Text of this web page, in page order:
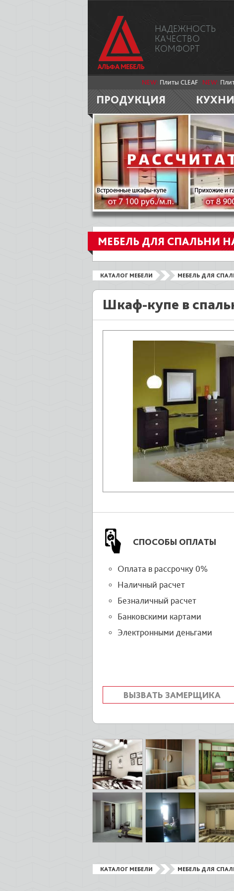
НАДЕЖНОСТЬ
КАЧЕСТВО
КОМФОРТ
NEW: Плиты CLEAF NEW:
ПРОДУКЦИЯ
МЕБЕЛЬ ДЛЯ СПАЛЬНИ
КАТАЛОГ МЕБЕЛИ МЕБЕЛЬ ДЛЯ
Шкаф-купе в
СПОСОБЫ ОПЛАТЫ
Оплата в рассрочку 0%
Наличный расчет
Безналичный расчет
Банковскими картами
Электронными деньгами
ВЫЗВАТЬ ЗАМЕРЩИКА
КАТАЛОГ МЕБЕЛИ МЕБЕЛЬ ДЛЯ